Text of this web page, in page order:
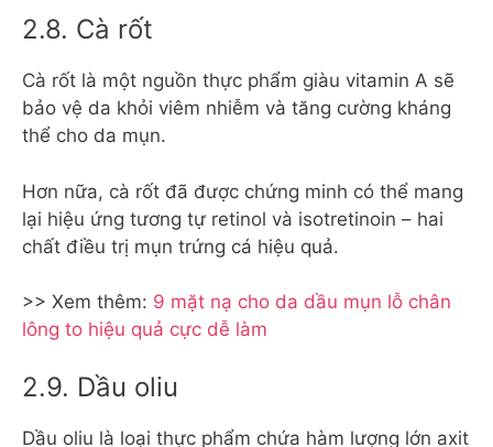
2.8. Cà rốt
Cà rốt là một nguồn thực phẩm giàu vitamin A sẽ
bảo vệ da khỏi viêm nhiễm và tăng cường kháng
thể cho da mụn.
Hơn nữa, cà rốt đã được chứng minh có thể mang
lại hiệu ứng tương tự retinol và isotretinoin – hai
chất điều trị mụn trứng cá hiệu quả.
>> Xem thêm: 9 mặt nạ cho da dầu mụn lỗ chân
lông to hiệu quả cực dễ làm
2.9. Dầu oliu
Dầu oliu là loại thực phẩm chứa hàm lượng lớn axit